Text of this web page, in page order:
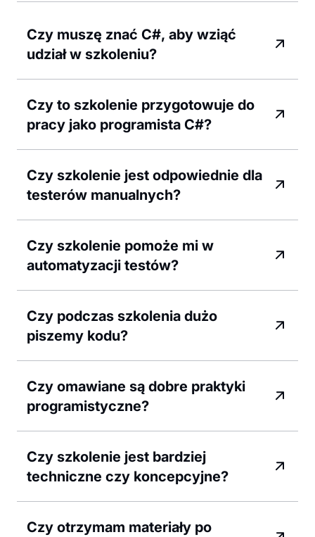
Czy muszę znać C#, aby wziąć
udział w szkoleniu?
Czy to szkolenie przygotowuje do
pracy jako programista C#?
Czy szkolenie jest odpowiednie dla
testerów manualnych?
Czy szkolenie pomoże mi w
automatyzacji testów?
Czy podczas szkolenia dużo
piszemy kodu?
Czy omawiane są dobre praktyki
programistyczne?
Czy szkolenie jest bardziej
techniczne czy koncepcyjne?
Czy otrzymam materiały po